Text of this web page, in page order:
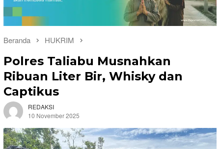
Beranda HUKRIM
Polres Taliabu Musnahkan
Ribuan Liter Bir, Whisky dan
Captikus
REDAKSI
10 November 2025